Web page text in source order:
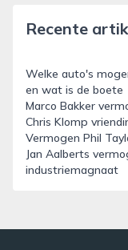
Recente
Welke auto's
en wat is de boete
Marco Bakker
Chris Klomp
Vermogen Phil
Jan Aalberts
industriemagnaat